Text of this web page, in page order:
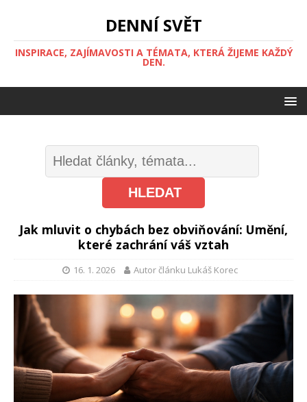
DENNÍ SVĚT
INSPIRACE, ZAJÍMAVOSTI A TÉMATA, KTERÁ ŽIJEME KAŽDÝ
DEN.
Jak mluvit o chybách bez obviňování: Umění,
které zachrání váš vztah
16. 1. 2026 Autor článku Lukáš Korec